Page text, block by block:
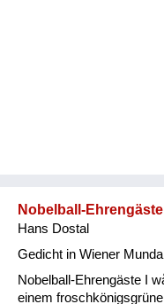
Nobelball-Ehrengäste
Hans Dostal
Gedicht in Wiener
Nobelball-Ehrengäste I
einem